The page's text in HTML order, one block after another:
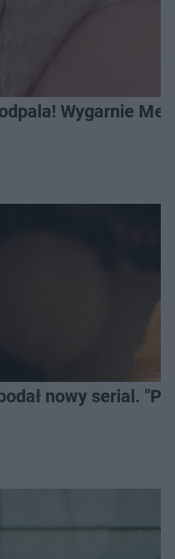
Wygarnie
nowy serial.